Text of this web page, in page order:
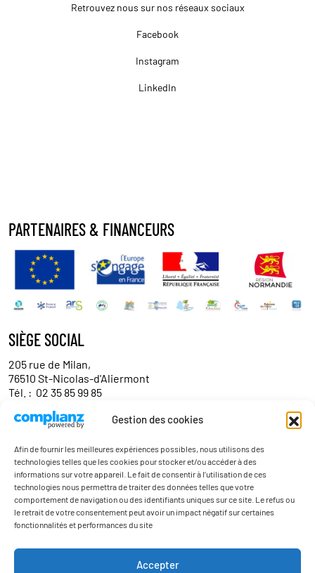
Gestion des cookies
Afin de fournir les meilleures expériences possibles, nous utilisons des
technologies telles que les cookies pour stocker et/ou accéder à des
informations sur votre appareil. Le fait de consentir à l’utilisation de ces
technologies nous permettra de traiter des données telles que votre
comportement de navigation ou des identifiants uniques sur ce site. Le refus ou
le retrait de votre consentement peut avoir un impact négatif sur certaines
fonctionnalités et performances du site
Accepter
Retrouvez nous sur nos réseaux sociaux
Facebook
Instagram
LinkedIn
PARTENAIRES & FINANCEURS
SIÈGE SOCIAL
205 rue de Milan,
76510 St-Nicolas-d'Aliermont
Tél. : 02 35 85 99 85
Contact entreprises/partenaires